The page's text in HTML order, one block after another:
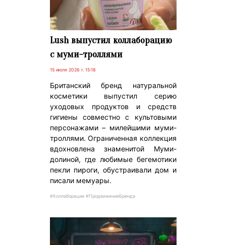
Lush выпустил коллаборацию
с муми-троллями
15 июля 2026 г. 15:18
Британский бренд натуральной
косметики выпустил серию
уходовых продуктов и средств
гигиены совместно с культовыми
персонажами – милейшими муми-
троллями. Ограниченная коллекция
вдохновлена знаменитой Муми-
долиной, где любимые бегемотики
пекли пироги, обустраивали дом и
писали мемуары.
#Коллаборации #ПродвижениеБренда